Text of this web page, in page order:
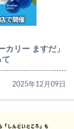
リー ますだ」
て
2025年12月09日